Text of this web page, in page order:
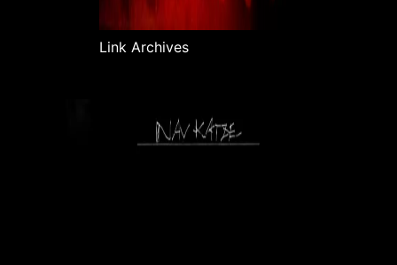
Link Archives